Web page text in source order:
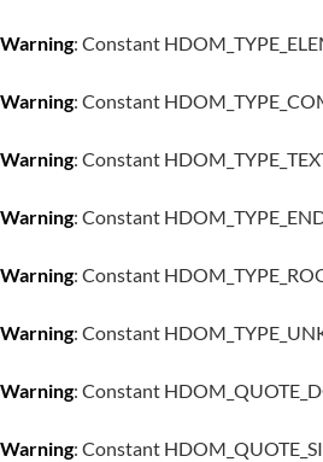
Warning: Constant
Warning: Constant
Warning: Constant
Warning: Constant
Warning: Constant
Warning: Constant
Warning: Constant
Warning: Constant